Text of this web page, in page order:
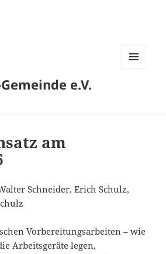
e.V.
am
Schneider, Erich Schulz,
Vorbereitungsarbeiten – wie
Arbeitsgeräte legen,